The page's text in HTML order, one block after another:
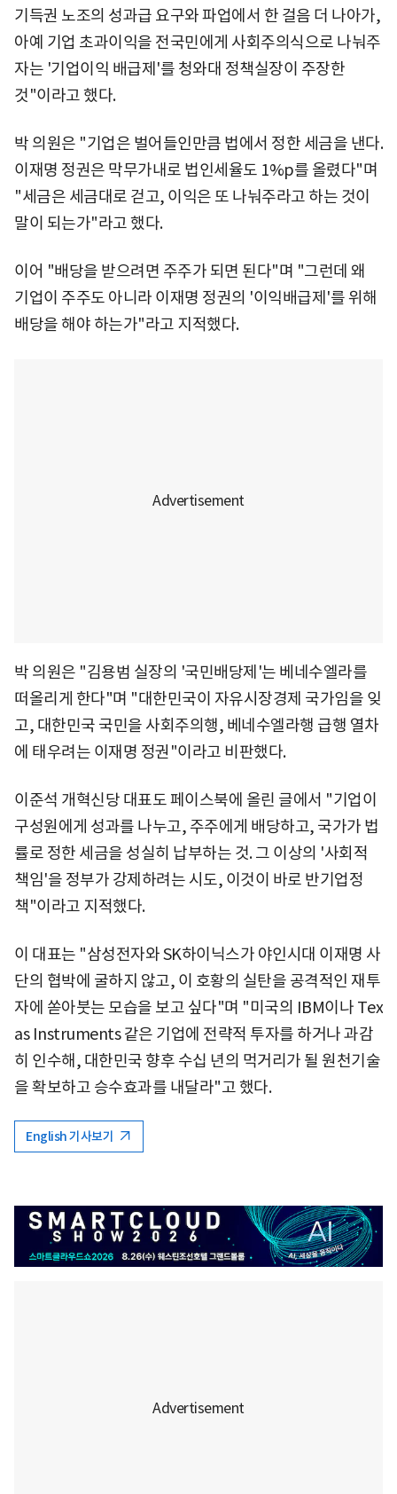
기득권 노조의 성과급 요구와 파업에서 한 걸음 더 나아가,
아예 기업 초과이익을 전국민에게 사회주의식으로 나눠주
자는 '기업이익 배급제'를 청와대 정책실장이 주장한
것"이라고 했다.
박 의원은 "기업은 벌어들인만큼 법에서 정한 세금을 낸다.
이재명 정권은 막무가내로 법인세율도 1%p를 올렸다"며
"세금은 세금대로 걷고, 이익은 또 나눠주라고 하는 것이
말이 되는가"라고 했다.
이어 "배당을 받으려면 주주가 되면 된다"며 "그런데 왜
기업이 주주도 아니라 이재명 정권의 '이익배급제'를 위해
배당을 해야 하는가"라고 지적했다.
박 의원은 "김용범 실장의 '국민배당제'는 베네수엘라를
떠올리게 한다"며 "대한민국이 자유시장경제 국가임을 잊
고, 대한민국 국민을 사회주의행, 베네수엘라행 급행 열차
에 태우려는 이재명 정권"이라고 비판했다.
이준석 개혁신당 대표도 페이스북에 올린 글에서 "기업이
구성원에게 성과를 나누고, 주주에게 배당하고, 국가가 법
률로 정한 세금을 성실히 납부하는 것. 그 이상의 '사회적
책임'을 정부가 강제하려는 시도, 이것이 바로 반기업정
책"이라고 지적했다.
이 대표는 "삼성전자와 SK하이닉스가 야인시대 이재명 사
단의 협박에 굴하지 않고, 이 호황의 실탄을 공격적인 재투
자에 쏟아붓는 모습을 보고 싶다"며 "미국의 IBM이나 Tex
as Instruments 같은 기업에 전략적 투자를 하거나 과감
히 인수해, 대한민국 향후 수십 년의 먹거리가 될 원천기술
을 확보하고 승수효과를 내달라"고 했다.
English 기사보기